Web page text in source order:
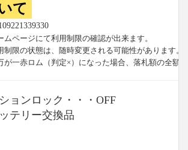
て
ページにて利用制限の確認が出来ます。
限の状態は、随時変更される可能性があります。
一赤ロム（判定×）になった場合、落札額の全額
ョンロック・・・OFF
テリー交換品